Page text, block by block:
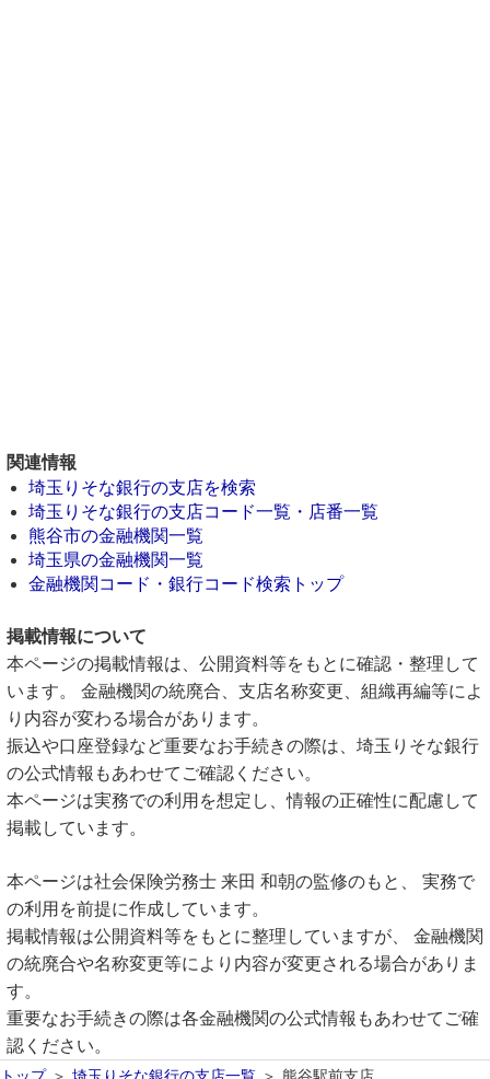
関連情報
埼玉りそな銀行の支店を検索
埼玉りそな銀行の支店コード一覧・店番一覧
熊谷市の金融機関一覧
埼玉県の金融機関一覧
金融機関コード・銀行コード検索トップ
掲載情報について
本ページの掲載情報は、公開資料等をもとに確認・整理して
います。 金融機関の統廃合、支店名称変更、組織再編等によ
り内容が変わる場合があります。
振込や口座登録など重要なお手続きの際は、埼玉りそな銀行
の公式情報もあわせてご確認ください。
本ページは実務での利用を想定し、情報の正確性に配慮して
掲載しています。
本ページは社会保険労務士 来田 和朝の監修のもと、 実務で
の利用を前提に作成しています。
掲載情報は公開資料等をもとに整理していますが、 金融機関
の統廃合や名称変更等により内容が変更される場合がありま
す。
重要なお手続きの際は各金融機関の公式情報もあわせてご確
認ください。